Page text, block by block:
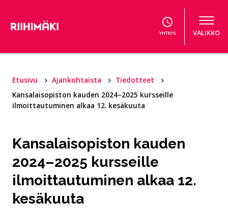
YHTEYS VALIKKO
Etusivu Ajankohtaista
Tiedotteet
Kansalaisopiston kauden 2024–2025 kursseille
ilmoittautuminen alkaa 12. kesäkuuta
Kansalaisopiston kauden
2024–2025 kursseille
ilmoittautuminen alkaa 12.
kesäkuuta